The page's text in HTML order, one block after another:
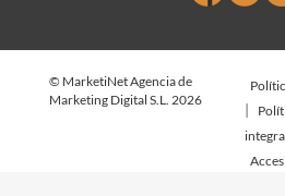
© MarketiNet Agencia de
Marketing Digital S.L. 2026
|